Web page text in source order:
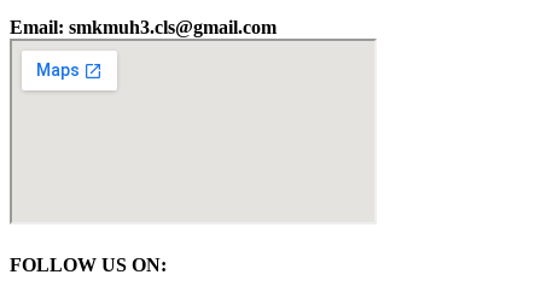
Email: smkmuh3.cls@gmail.com
FOLLOW US ON: